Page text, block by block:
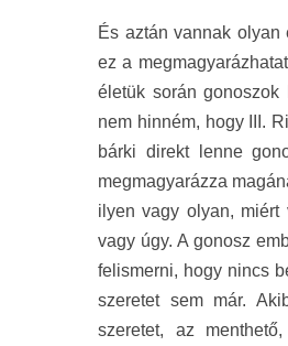
És aztán vannak olyan
ez a
életük során gonoszok
nem hinném, hogy III.
bárki direkt lenne
megmagyarázza
ilyen vagy olyan, miért
vagy úgy. A gonosz
felismerni, hogy nincs
szeretet sem már.
szeretet, az